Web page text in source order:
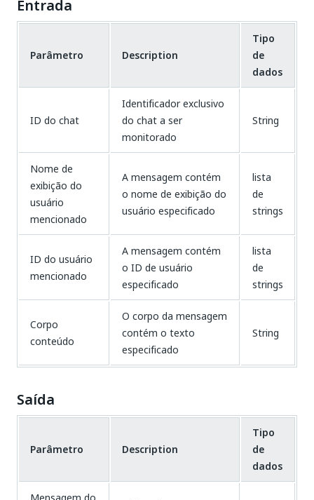
Entrada
Parâmetro Description
Tipo
de
dados
ID do chat
Identificador exclusivo
do chat a ser
monitorado
String
Nome de
exibição do
usuário
mencionado
A mensagem contém
o nome de exibição do
usuário especificado
lista
de
strings
ID do usuário
mencionado
A mensagem contém
o ID de usuário
especificado
lista
de
strings
Corpo
conteúdo
O corpo da mensagem
contém o texto
especificado
String
Saída
Parâmetro Description
Tipo
de
dados